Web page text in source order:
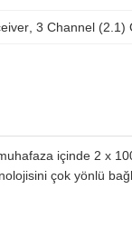
, 3 Channel (2.1)
içinde 2 x
çok yönlü